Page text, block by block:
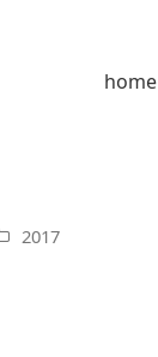
home
2017